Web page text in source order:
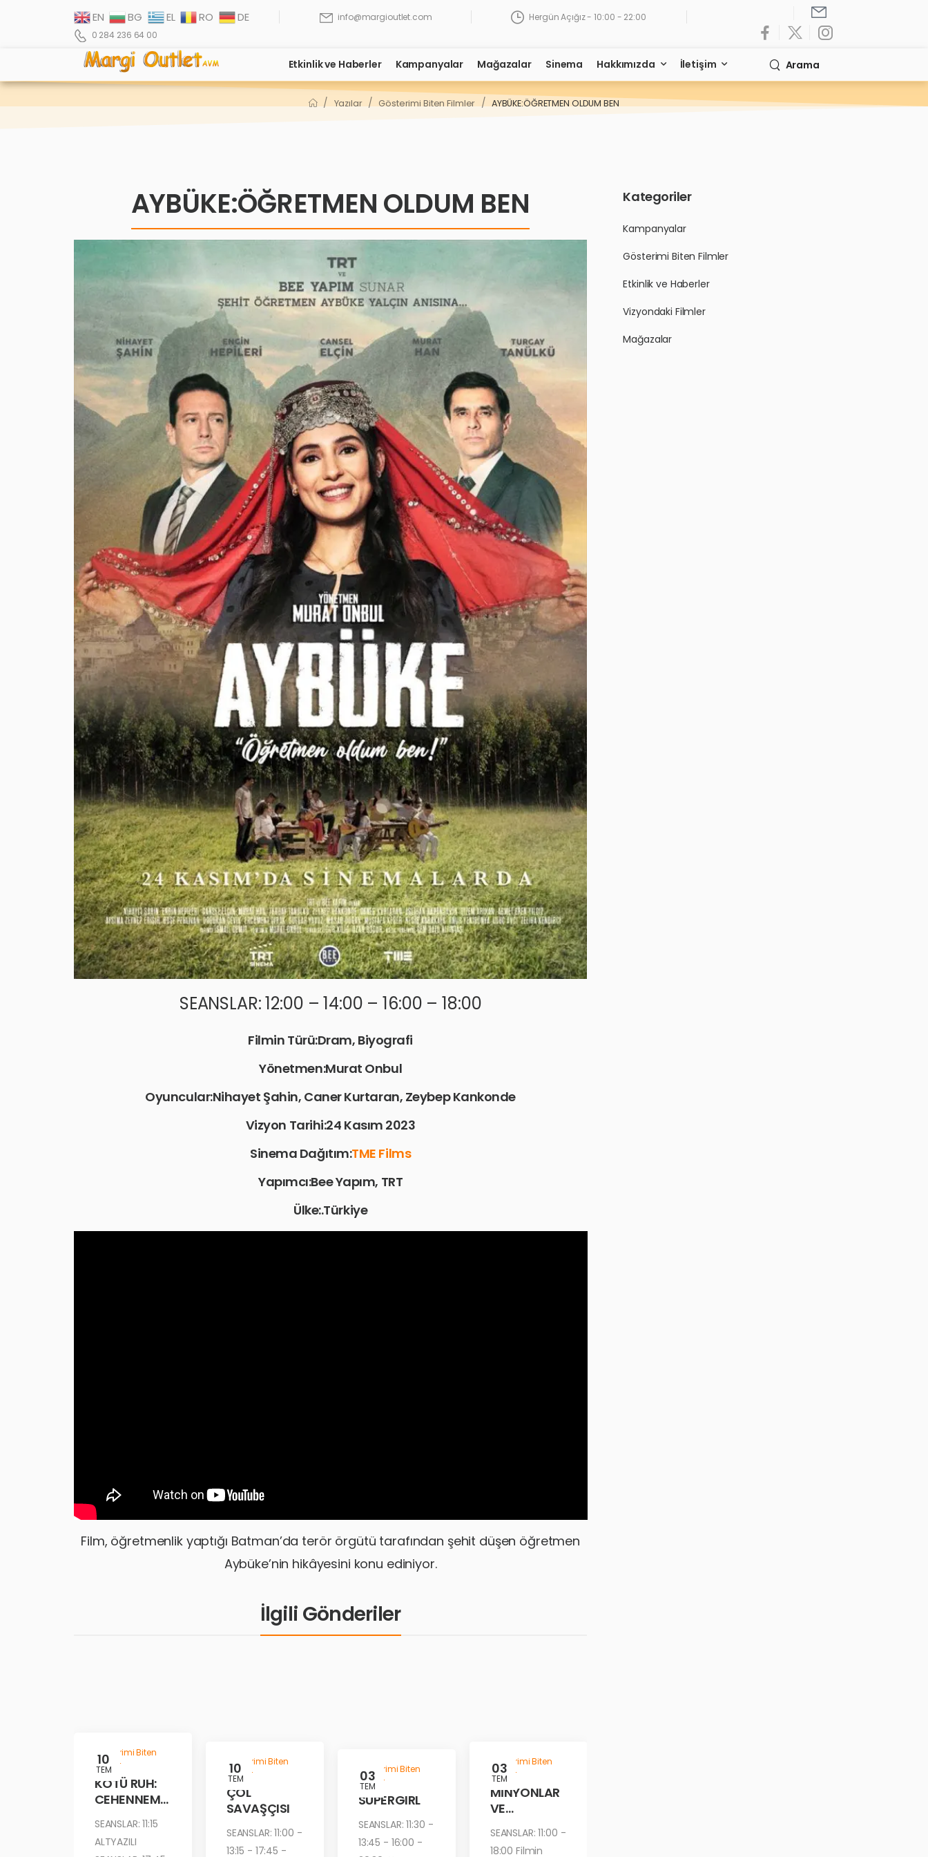
EN BG EL RO DE info@margioutlet.com
Hergün Açığız - 10:00 - 22:00
0 284 236 64 00
Etkinlik ve Haberler Kampanyalar Mağazalar Sinema Hakkımızda İletişim Arama
/ Yazılar / Gösterimi Biten Filmler / AYBÜKE:ÖĞRETMEN OLDUM BEN
Kategoriler
Kampanyalar
Gösterimi Biten Filmler
Etkinlik ve Haberler
Vizyondaki Filmler
Mağazalar
AYBÜKE:ÖĞRETMEN OLDUM BEN
SEANSLAR: 12:00 – 14:00 – 16:00 – 18:00
Filmin Türü:Dram, Biyografi
Yönetmen:Murat Onbul
Oyuncular:Nihayet Şahin, Caner Kurtaran, Zeybep Kankonde
Vizyon Tarihi:24 Kasım 2023
Sinema Dağıtım:TME Films
Yapımcı:Bee Yapım, TRT
Ülke:.Türkiye
Film, öğretmenlik yaptığı Batman’da terör örgütü tarafından şehit düşen öğretmen
Aybüke’nin hikâyesini konu ediniyor.
İlgili Gönderiler
10
TEM
Gösterimi Biten
Filmler
KÖTÜ RUH:
CEHENNEM
SEANSLAR: 11:15
ALTYAZILI
10
TEM
Gösterimi Biten
Filmler
ÇÖL
SAVAŞÇISI
SEANSLAR: 11:00 -
13:15 - 17:45 -
03
TEM
Gösterimi Biten
Filmler
SUPERGIRL
SEANSLAR: 11:30 -
13:45 - 16:00 -
03
TEM
Gösterimi Biten
Filmler
MİNYONLAR
VE
R
SEANSLAR: 11:00 -
18:00 Filmin